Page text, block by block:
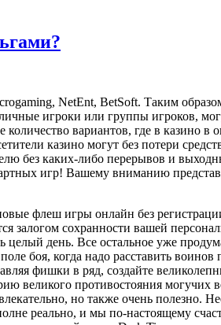
NetEnt, BetSoft. Таким
игроки или группы игроков,
вариантов, где в казино в
казино могут без потери
без каких-либо перерывов и
игр! Вашему вниманию
флеш игры онлайн без
залогом сохранности вашей
целый день. Все остальное уже
боя, когда надо расставить
фишки в ряд, создайте
великого противостояния могучих
но также очень полезно.
реально, и мы по-настоящему